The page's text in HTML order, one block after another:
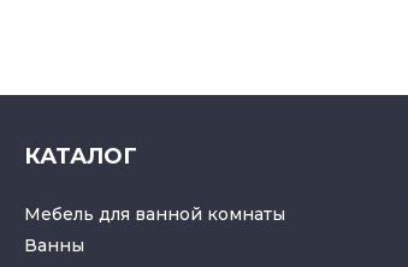
КАТАЛОГ
Мебель для ванной комнаты
Ванны